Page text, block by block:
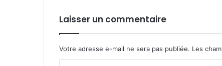
Laisser un commentaire
Votre adresse e-mail ne sera pas publiée. Les